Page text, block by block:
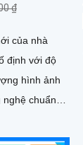
₫
của nhà
định với độ
hình ảnh
nghệ chuẩn